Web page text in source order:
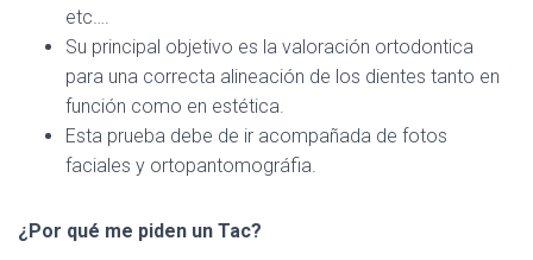
etc….
Su principal objetivo es la valoración ortodontica
para una correcta alineación de los dientes tanto en
función como en estética.
Esta prueba debe de ir acompañada de fotos
faciales y ortopantomográfia.
¿Por qué me piden un Tac?